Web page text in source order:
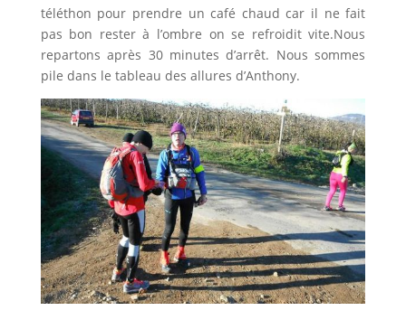
téléthon pour prendre un café chaud car il ne fait
pas bon rester à l’ombre on se refroidit vite.Nous
repartons après 30 minutes d’arrêt. Nous sommes
pile dans le tableau des allures d’Anthony.